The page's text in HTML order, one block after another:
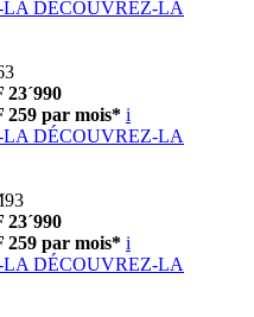
LA DÉCOUVREZ-LA
259 par mois* i
LA DÉCOUVREZ-LA
259 par mois* i
LA DÉCOUVREZ-LA